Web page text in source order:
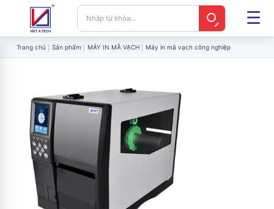
Trang chủ Sản phẩm MÁY IN MÃ VẠCH Máy in mã vạch công nghiệp